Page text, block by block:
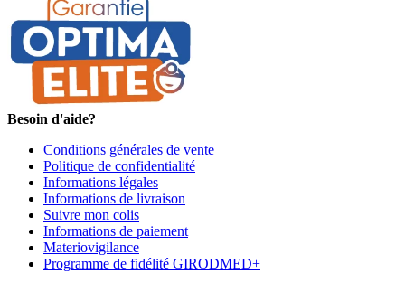
Besoin d'aide?
Conditions générales de vente
Politique de confidentialité
Informations légales
Informations de livraison
Suivre mon colis
Informations de paiement
Materiovigilance
Programme de fidélité GIRODMED+